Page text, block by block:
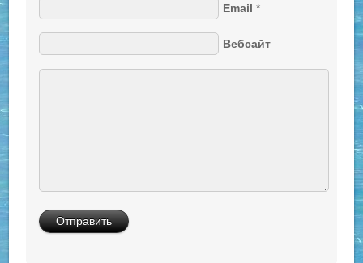
Email *
Вебсайт